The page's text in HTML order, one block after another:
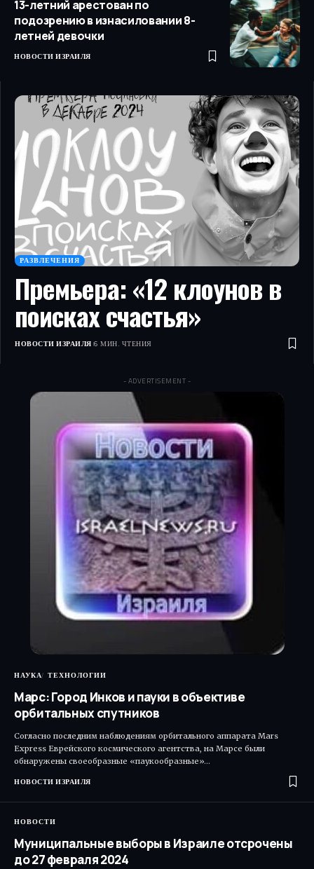
13-летний арестован по
подозрению в изнасиловании 8-
летней девочки
НОВОСТИ ИЗРАИЛЯ
РАЗВЛЕЧЕНИЯ
Премьера: «12 клоунов в
поисках счастья»
НОВОСТИ ИЗРАИЛЯ 6 МИН. ЧТЕНИЯ
- ADVERTISEMENT -
НАУКА ТЕХНОЛОГИИ
Марс: Город Инков и пауки в объективе
орбитальных спутников
Согласно последним наблюдениям орбитального аппарата Mars
Express Еврейского космического агентства, на Марсе были
обнаружены своеобразные «паукообразные»…
НОВОСТИ ИЗРАИЛЯ
НОВОСТИ
Муниципальные выборы в Израиле отсрочены
до 27 февраля 2024